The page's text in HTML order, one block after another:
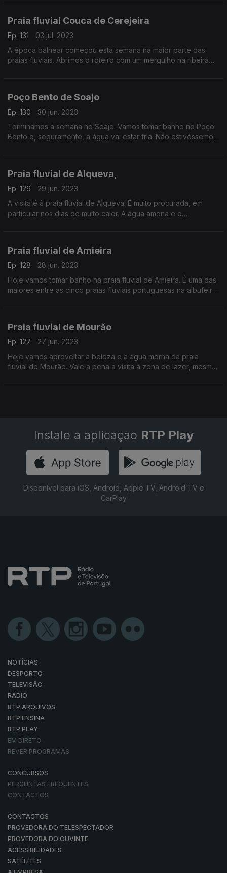
Praia fluvial Couca de Cerejeira
Ep. 131
03 jul. 2023
A época balnear começou esta semana na maior parte das
praias fluviais. Abrimos o roteiro com um mergulho na ribeira
Poço Bento de Soajo
Ep. 130
30 jun. 2023
Terminamos a semana no Soajo. Vamos tomar banho no Poço
Bento e, seguramente, a água vai estar fria. Não estivéssemos
Praia fluvial de Alqueva,
Ep. 129
29 jun. 2023
A visita é à praia fluvial de Alqueva. É muito procurada, em
particular nos dias de muito calor. A água amena e o
Praia fluvial de Amieira
Ep. 128
28 jun. 2023
Hoje vamos tomar banho na praia fluvial de Amieira. É uma das
maiores entre as cinco praias fluviais portuguesas na albufeira
Praia fluvial de Mourão
Ep. 127
27 jun. 2023
Hoje vamos aproveitar a beleza e a água morna da praia
fluvial de Mourão. Vale a pena a visita à zona de lazer, mesmo
Instale a aplicação RTP Play
Disponível para iOS, Android, Apple TV, Android TV e
CarPlay
NOTÍCIAS
DESPORTO
TELEVISÃO
RÁDIO
RTP ARQUIVOS
RTP ENSINA
RTP PLAY
EM DIRETO
REVER PROGRAMAS
CONCURSOS
PERGUNTAS FREQUENTES
CONTACTOS
CONTACTOS
PROVEDORA DO TELESPECTADOR
PROVEDORA DO OUVINTE
ACESSIBILIDADES
SATÉLITES